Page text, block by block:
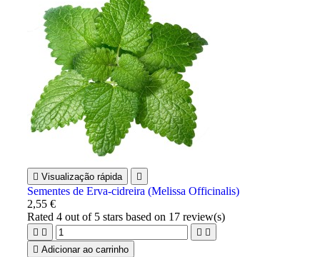
 Visualização rápida 
Sementes de Erva-cidreira (Melissa Officinalis)
2,55 €
Rated4 out of 5 stars based on 17 review(s)
   
 Adicionar ao carrinho